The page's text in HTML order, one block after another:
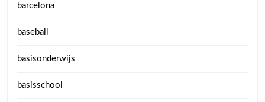
barcelona
baseball
basisonderwijs
basisschool